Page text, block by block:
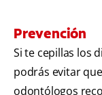
Prevención
Si te cepillas los
podrás evitar
odontólogos